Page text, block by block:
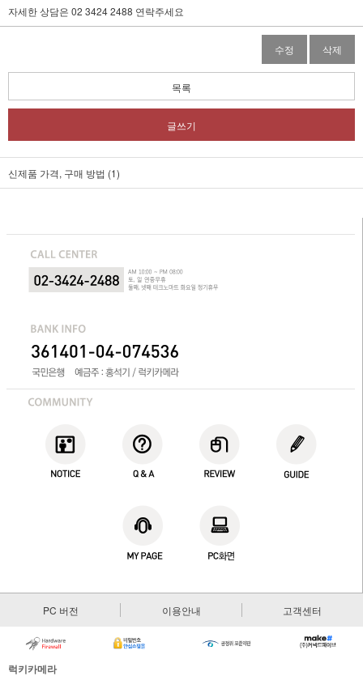
자세한 상담은 02 3424 2488 연락주세요
수정 삭제
목록
글쓰기
신제품 가격, 구매 방법 (1)
PC 버전 이용안내 고객센터
럭키카메라